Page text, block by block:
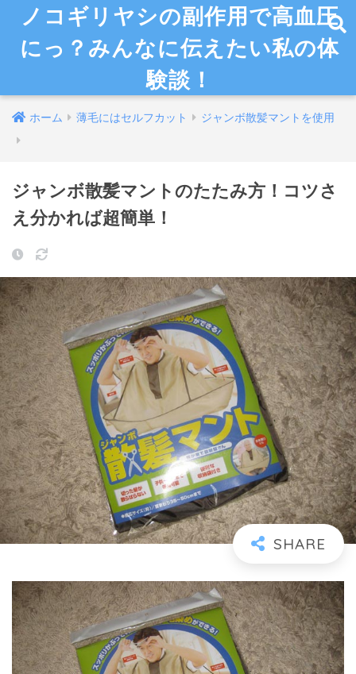
ノコギリヤシの副作用で高血圧
にっ？みんなに伝えたい私の体
験談！
ホーム 薄毛にはセルフカット ジャンボ散髪マントを使用
ジャンボ散髪マントのたたみ方！コツさ
え分かれば超簡単！